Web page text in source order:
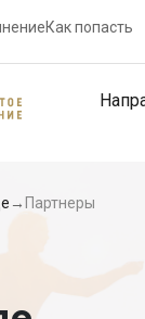
Как попасть
→ Партнеры